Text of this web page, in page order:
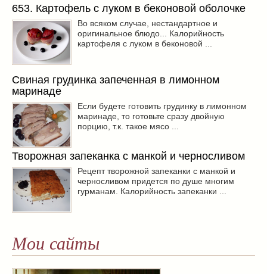
653. Картофель с луком в беконовой оболочке
Во всяком случае, нестандартное и
оригинальное блюдо... Калорийность
картофеля с луком в беконовой ...
Свиная грудинка запеченная в лимонном
маринаде
Если будете готовить грудинку в лимонном
маринаде, то готовьте сразу двойную
порцию, т.к. такое мясо ...
Творожная запеканка с манкой и черносливом
Рецепт творожной запеканки с манкой и
черносливом придется по душе многим
гурманам. Калорийность запеканки ...
Мои сайты